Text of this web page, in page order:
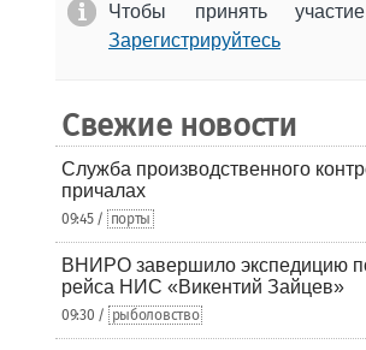
Чтобы принять
Зарегистрируйтесь
Свежие новости
Служба производственного
причалах
09:45 / порты
ВНИРО завершило экспедицию
рейса НИС «Викентий Зайцев»
09:30 / рыболовство